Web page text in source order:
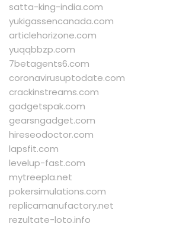
satta-king-india.com
yukigassencanada.com
articlehorizone.com
yuqqbbzp.com
7betagents6.com
coronavirusuptodate.com
crackinstreams.com
gadgetspak.com
gearsngadget.com
hireseodoctor.com
lapsfit.com
levelup-fast.com
mytreepla.net
pokersimulations.com
replicamanufactory.net
rezultate-loto.info